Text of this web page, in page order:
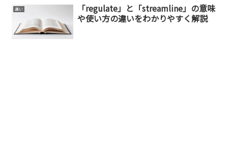
違い
「regulate」と「streamline」の意味
や使い方の違いをわかりやすく解説